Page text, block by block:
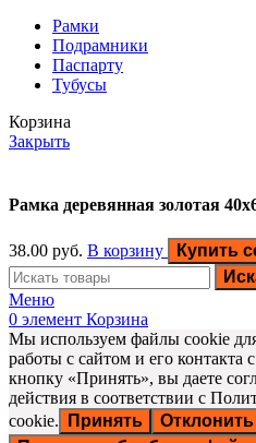
Рамки
Подрамники
Паспарту
Тубусы
Корзина
Закрыть
Рамка деревянная золотая
38.00 руб. В корзину
Купить
Меню
0 элемент Корзина
Мы используем файлы cookie
работы с сайтом и его контакта
кнопку «Принять», вы даете
действия в соответствии с
cookie.
Принять
Отклонить